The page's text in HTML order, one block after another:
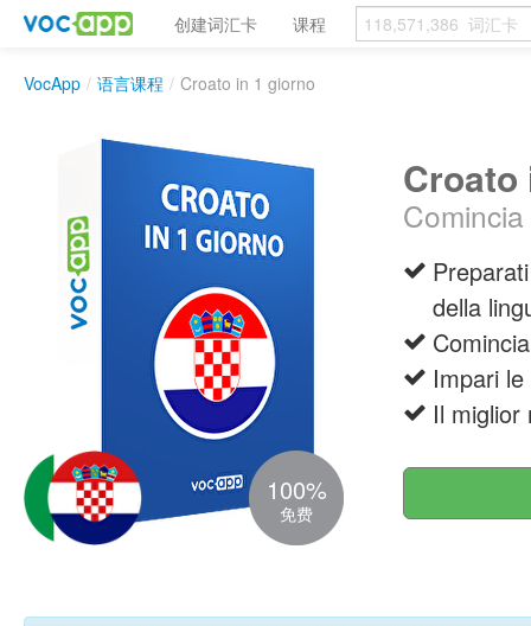
创建词汇卡 课程
VocApp / 语言课程 / Croato in 1 giorno
100%
免费
Croato
della
Impari
Il miglior